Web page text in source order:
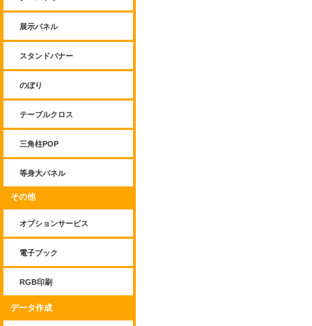
展示パネル
スタンドバナー
のぼり
テーブルクロス
三角柱POP
等身大パネル
その他
オプションサービス
電子ブック
RGB印刷
データ作成